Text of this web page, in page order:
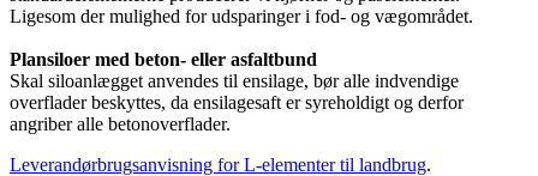
Ligesom der mulighed for udsparinger i fod- og vægområdet.
Plansiloer med beton- eller asfaltbund
Skal siloanlægget anvendes til ensilage, bør alle indvendige
overflader beskyttes, da ensilagesaft er syreholdigt og derfor
angriber alle betonoverflader.
Leverandørbrugsanvisning for L-elementer til landbrug.